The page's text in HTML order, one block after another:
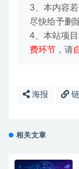
3、本内容
尽快给予删
4、本站项
费环节 ，请
海报
相关文章